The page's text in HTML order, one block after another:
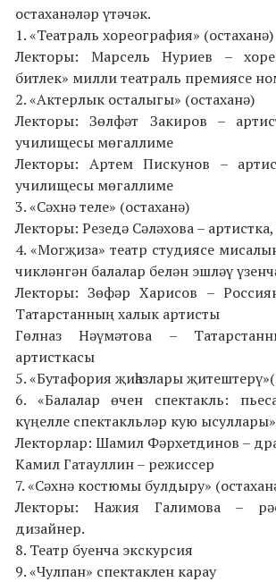
остаханәләр үтәчәк.
1. «Театраль хореография» (остаханә)
Лекторы: Марсель Нуриев –
битлек» милли театраль премиясе
2. «Актерлык осталыгы» (остаханә)
Лекторы: Зөлфәт Закиров –
училищесы мөгаллиме
Лекторы: Артем Пискунов –
училищесы мөгаллиме
3. «Сәхнә теле» (остаханә)
Лекторы: Резедә Сәләхова –
4. «Могҗиза» театр студиясе
чикләнгән балалар белән эшләү
Лекторы: Зөфәр Харисов –
Татарстанның халык артисты
Гөлназ Нәүмәтова –
артисткасы
5. «Бутафория җиһазлары
6. «Балалар өчен спектакль:
күңелле спектакльләр кую ысуллары»
Лекторлар: Шамил Фәрхетдинов –
Камил Гатауллин – режиссер
7. «Сәхнә костюмы булдыру»
Лекторы: Нажия Галимова –
дизайнер.
8. Театр буенча экскурсия
9. «Чулпан» спектаклен карау